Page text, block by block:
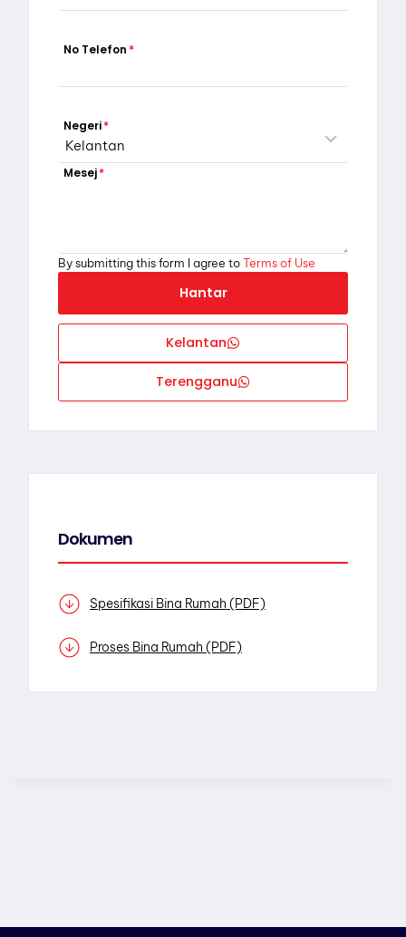
No Telefon *
Negeri*
Mesej*
By submitting this form I agree toTerms of Use
Hantar
Kelantan
Terengganu
Dokumen
Spesifikasi Bina Rumah (PDF)
Proses Bina Rumah (PDF)